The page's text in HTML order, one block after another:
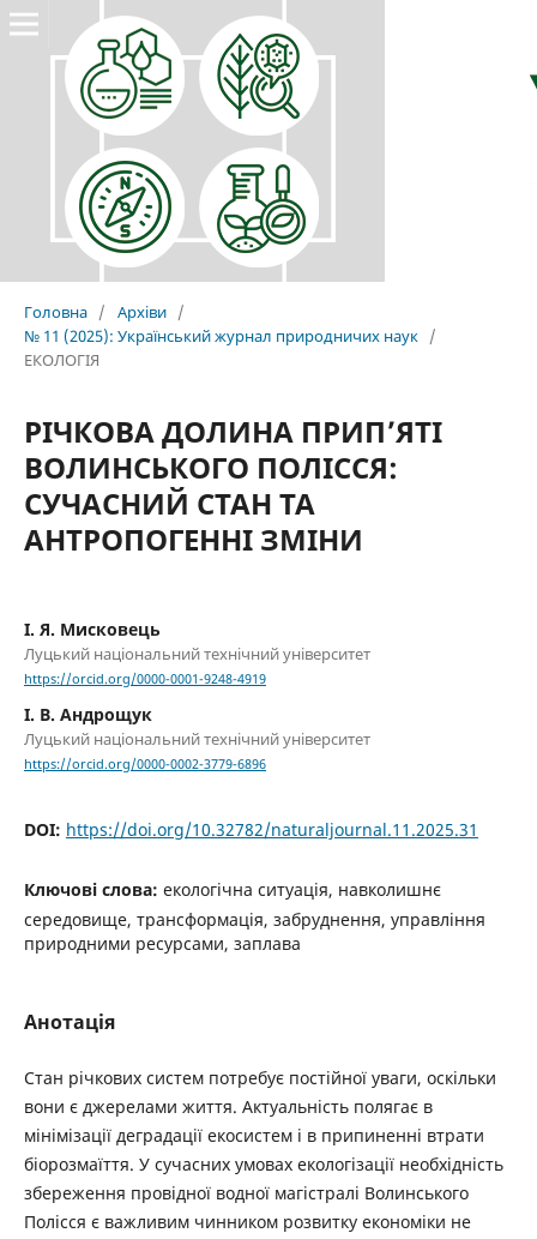
Головна / Архіви /
№ 11 (2025): Український журнал природничих наук /
ЕКОЛОГІЯ
РІЧКОВА ДОЛИНА ПРИП’ЯТІ
ВОЛИНСЬКОГО ПОЛІССЯ:
СУЧАСНИЙ СТАН ТА
АНТРОПОГЕННІ ЗМІНИ
І. Я. Мисковець
Луцький національний технічний університет
https://orcid.org/0000-0001-9248-4919
І. В. Андрощук
Луцький національний технічний університет
https://orcid.org/0000-0002-3779-6896
DOI: https://doi.org/10.32782/naturaljournal.11.2025.31
Ключові слова: екологічна ситуація, навколишнє
середовище, трансформація, забруднення, управління
природними ресурсами, заплава
Анотація
Стан річкових систем потребує постійної уваги, оскільки
вони є джерелами життя. Актуальність полягає в
мінімізації деградації екосистем і в припиненні втрати
біорозмаїття. У сучасних умовах екологізації необхідність
збереження провідної водної магістралі Волинського
Полісся є важливим чинником розвитку економіки не